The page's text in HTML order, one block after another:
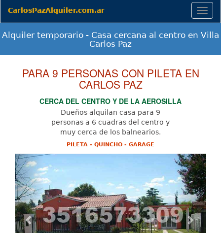
CarlosPazAlquiler.com.ar
Alquiler temporario - Casa cercana al centro en Villa
Carlos Paz
PARA 9 PERSONAS CON PILETA EN
CARLOS PAZ
CERCA DEL CENTRO Y DE LA AEROSILLA
Dueños alquilan casa para 9
personas a 6 cuadras del centro y
muy cerca de los balnearios.
PILETA - QUINCHO - GARAGE
Previous Next